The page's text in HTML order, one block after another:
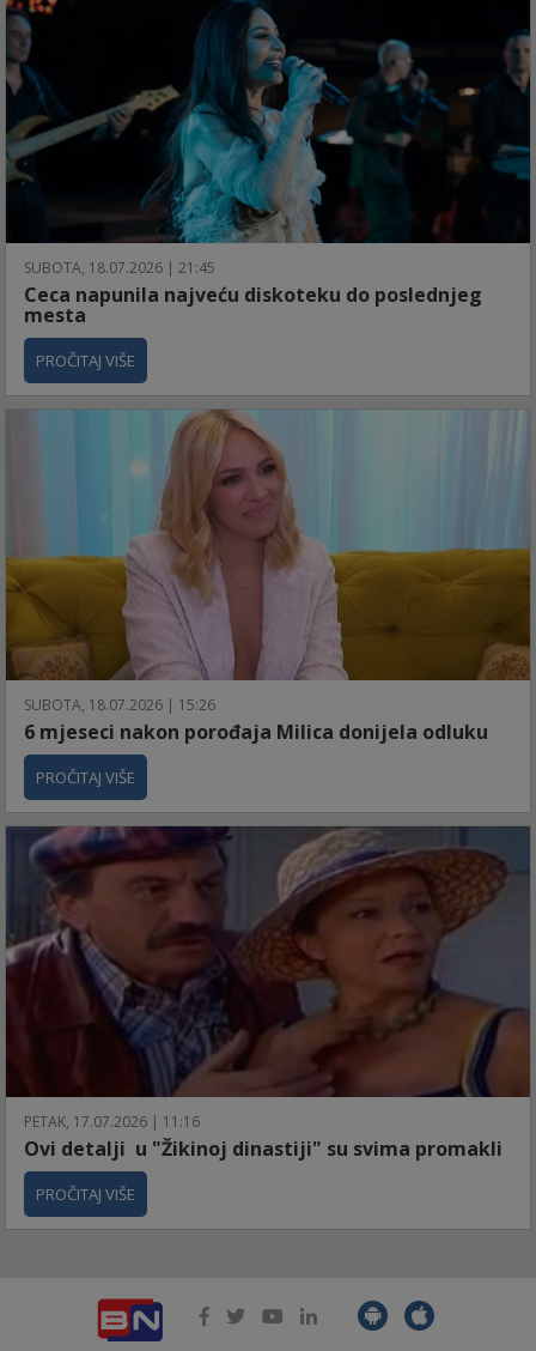
SUBOTA, 18.07.2026 | 21:45
Ceca napunila najveću diskoteku do poslednjeg
mesta
PROČITAJ VIŠE
SUBOTA, 18.07.2026 | 15:26
6 mjeseci nakon porođaja Milica donijela odluku
PROČITAJ VIŠE
PETAK, 17.07.2026 | 11:16
Ovi detalji u "Žikinoj dinastiji" su svima promakli
PROČITAJ VIŠE